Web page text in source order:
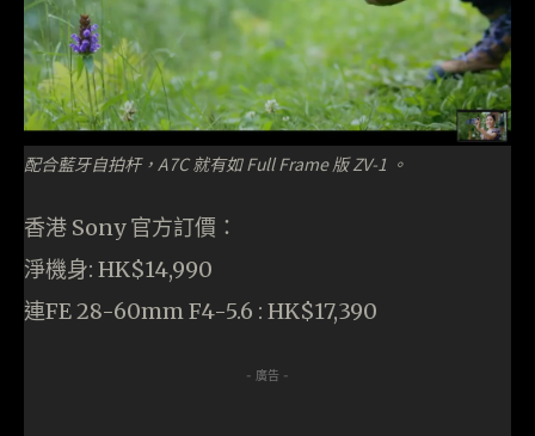
配合藍牙自拍杆，A7C 就有如 Full Frame 版 ZV-1 。
香港 Sony 官方訂價：
淨機身: HK$14,990
連FE 28-60mm F4-5.6 : HK$17,390
- 廣告 -